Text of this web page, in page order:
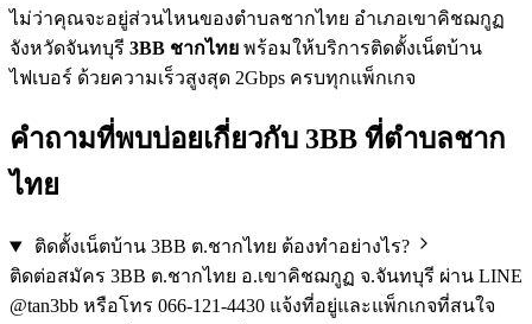
ไม่ว่าคุณจะอยู่ส่วนไหนของตำบลชากไทย อำเภอเขาคิชฌกูฏ
จังหวัดจันทบุรี 3BB ชากไทย พร้อมให้บริการติดตั้งเน็ตบ้าน
ไฟเบอร์ ด้วยความเร็วสูงสุด 2Gbps ครบทุกแพ็กเกจ
คำถามที่พบบ่อยเกี่ยวกับ 3BB ที่ตำบลชาก
ไทย
ติดตั้งเน็ตบ้าน 3BB ต.ชากไทย ต้องทำอย่างไร?
ติดต่อสมัคร 3BB ต.ชากไทย อ.เขาคิชฌกูฏ จ.จันทบุรี ผ่าน LINE
@tan3bb หรือโทร 066-121-4430 แจ้งที่อยู่และแพ็กเกจที่สนใจ